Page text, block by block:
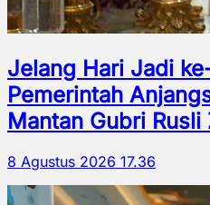
Jelang Hari Jadi
Pemerintah
Mantan Gubri Rusli
8 Agustus 2026 17.36